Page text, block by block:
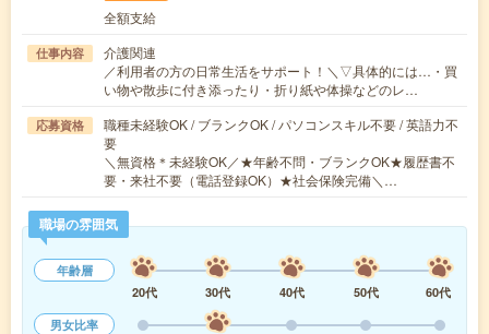
全額支給
仕事内容
介護関連
／利用者の方の日常生活をサポート！＼▽具体的には…・買
い物や散歩に付き添ったり・折り紙や体操などのレ…
応募資格
職種未経験OK / ブランクOK / パソコンスキル不要 / 英語力不
要
＼無資格＊未経験OK／★年齢不問・ブランクOK★履歴書不
要・来社不要（電話登録OK）★社会保険完備＼…
職場の雰囲気
年齢層
20代
30代 40代 50代
60代
男女比率